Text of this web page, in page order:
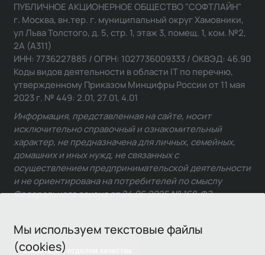
Мы используем текстовые файлы
(cookies)
Связаться с отделом качества
ПУБЛИЧНОЕ АКЦИОНЕРНОЕ ОБЩЕСТВО "СОФТЛАЙН"
г. Москва, вн.тер. г. муниципальный округ Хамовники,
ул Льва Толстого, д. 5, стр. 1, этаж 3, помещ. 1, ком. №2,
2А (А311)
ИНН: 7736227885 / ОГРН: 1027736009333 / ОКВЭД: 46.90
Коды видов деятельности в области IT по перечню,
утвержденному Приказом Минцифры России от 11 мая
2023 г. № 449: 2.01, 27.01, 4.01
Информация, представленная на сайте, носит
исключительно справочный и ознакомительный
характер, не предназначена для личных, семейных,
домашних и иных нужд, не связанных с
осуществлением предпринимательской деятельности
и не ориентирована на потребителей по смыслу
Федерального закона от 24.06.2025 № 168-ФЗ.